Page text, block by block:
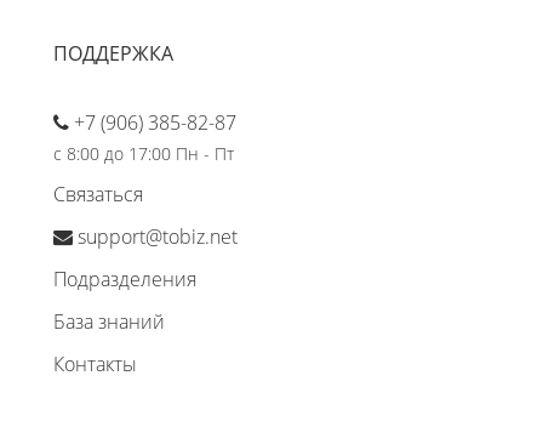
ПОДДЕРЖКА
+7 (906) 385-82-87
с 8:00 до 17:00 Пн - Пт
Связаться
support@tobiz.net
Подразделения
База знаний
Контакты